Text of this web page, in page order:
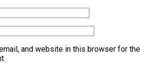
and website in this browser for the